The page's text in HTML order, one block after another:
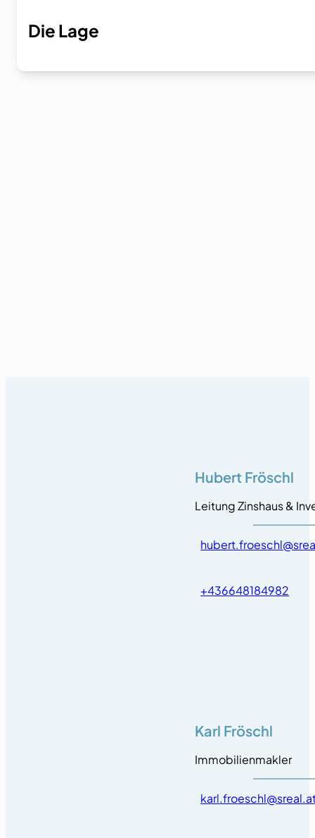
Die Lage
Hubert Fröschl
Leitung Zinshaus &
+436648184982
Karl Fröschl
Immobilienmakler